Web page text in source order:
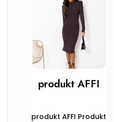
produkt AFFI
produkt AFFI Produkt